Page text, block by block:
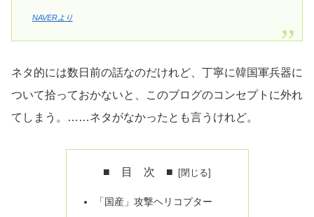
NAVERより
ネタ的には数日前の話なのだけれど、丁寧に韓国軍兵器に
ついて拾っておかないと、このブログのコンセプトに外れ
てしまう。……ネタがなかったとも言うけれど。
■ 目 次 ■
「国産」攻撃ヘリコプター